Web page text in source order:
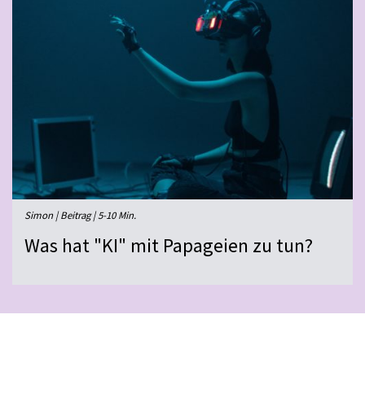
Simon | Beitrag | 5-10 Min.
Was hat "KI" mit Papageien zu tun?